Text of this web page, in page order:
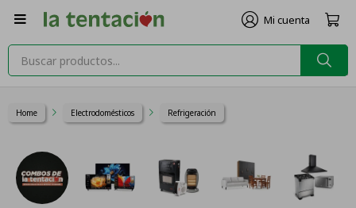

Home Electrodomésticos Refrigeración